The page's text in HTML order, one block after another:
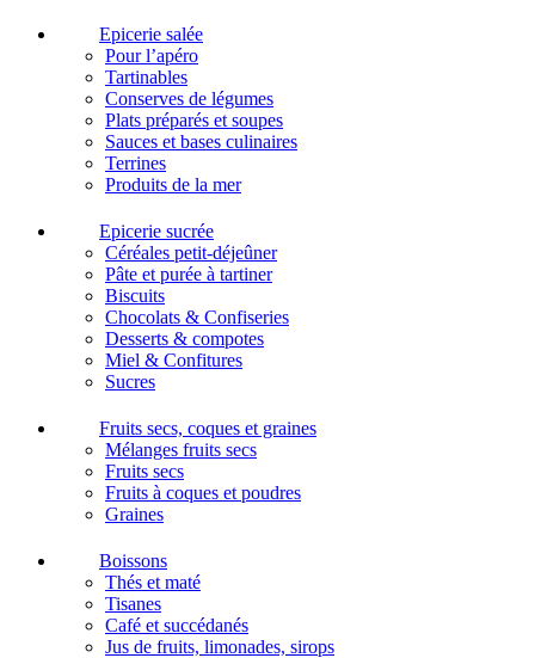
Epicerie salée
Pour l’apéro
Tartinables
Conserves de légumes
Plats préparés et soupes
Sauces et bases culinaires
Terrines
Produits de la mer
Epicerie sucrée
Céréales petit-déjeûner
Pâte et purée à tartiner
Biscuits
Chocolats & Confiseries
Desserts & compotes
Miel & Confitures
Sucres
Fruits secs, coques et graines
Mélanges fruits secs
Fruits secs
Fruits à coques et poudres
Graines
Boissons
Thés et maté
Tisanes
Café et succédanés
Jus de fruits, limonades, sirops